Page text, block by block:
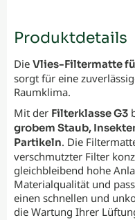
Produktdetails
Die Vlies-Filtermatte
sorgt für eine
Raumklima.
Mit der Filterklasse G3
grobem Staub,
Partikeln. Die
verschmutzter Filter
gleichbleibend hohe
Materialqualität und
einen schnellen und
die Wartung Ihrer